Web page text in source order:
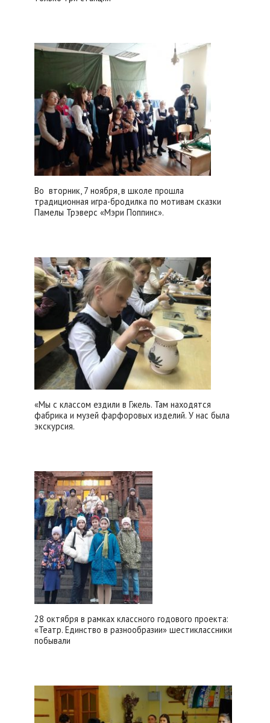
Во вторник, 7 ноября, в школе прошла
традиционная игра-бродилка по мотивам сказки
Памелы Трэверс «Мэри Поппинс».
«Мы с классом ездили в Гжель. Там находятся
фабрика и музей фарфоровых изделий. У нас была
экскурсия.
28 октября в рамках классного годового проекта:
«Театр. Единство в разнообразии» шестиклассники
побывали